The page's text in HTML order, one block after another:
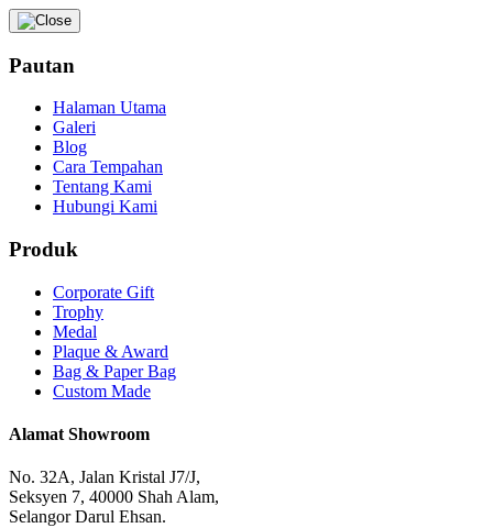
Pautan
Halaman Utama
Galeri
Blog
Cara Tempahan
Tentang Kami
Hubungi Kami
Produk
Corporate Gift
Trophy
Medal
Plaque & Award
Bag & Paper Bag
Custom Made
Alamat Showroom
No. 32A, Jalan Kristal J7/J,
Seksyen 7, 40000 Shah Alam,
Selangor Darul Ehsan.